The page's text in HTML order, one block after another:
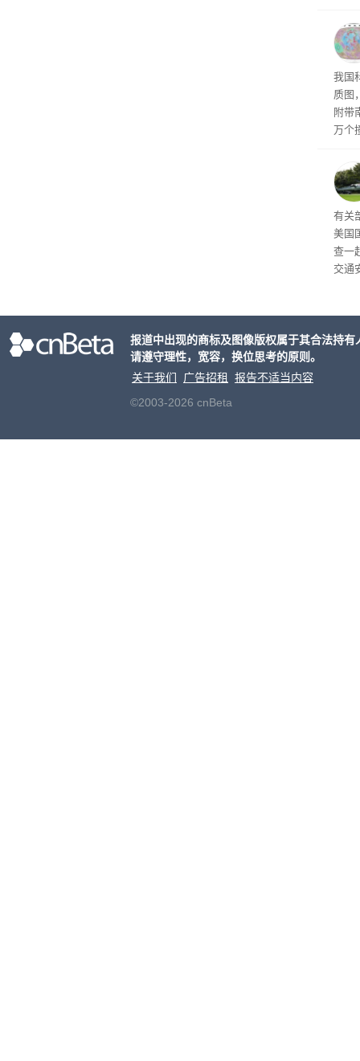
图
我国
质图
附带
万个
查
有关
美国
查一
交通
报道中出现的商标及图像版权属于其合法持
请遵守理性，宽容，换位思考的原则。
关于我们
广告招租
报告不适当内容
©2003-2026 cnBeta